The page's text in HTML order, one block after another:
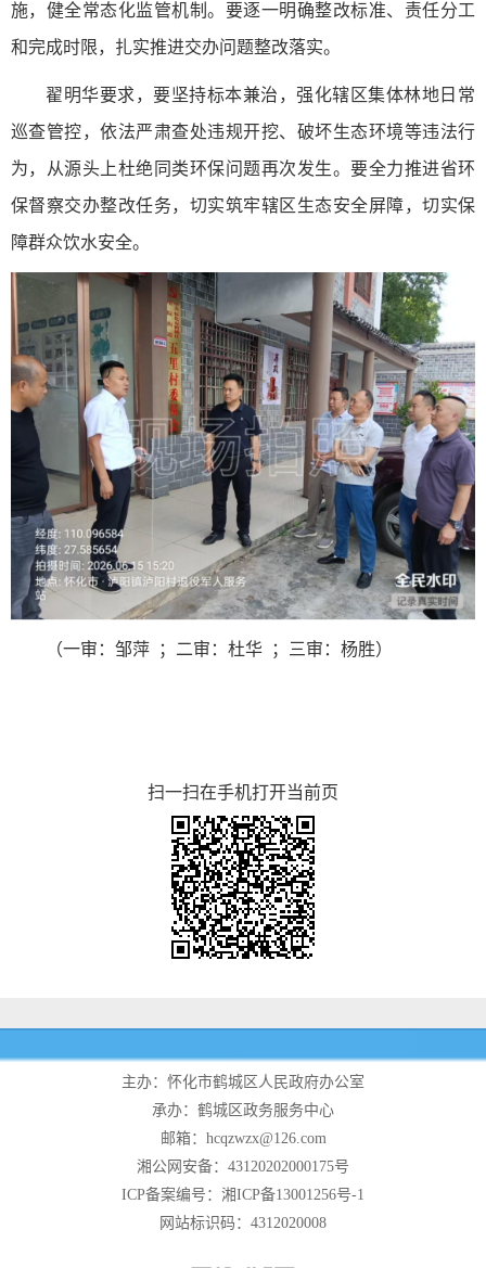
施，健全常态化监管机制。要逐一明确整改标准、责任分工
和完成时限，扎实推进交办问题整改落实。
翟明华要求，要坚持标本兼治，强化辖区集体林地日常
巡查管控，依法严肃查处违规开挖、破坏生态环境等违法行
为，从源头上杜绝同类环保问题再次发生。要全力推进省环
保督察交办整改任务，切实筑牢辖区生态安全屏障，切实保
障群众饮水安全。
（一审：邹萍 ；二审：杜华 ；三审：杨胜）
扫一扫在手机打开当前页
主办：怀化市鹤城区人民政府办公室
承办：鹤城区政务服务中心
邮箱：hcqzwzx@126.com
湘公网安备：43120202000175号
ICP备案编号：湘ICP备13001256号-1
网站标识码：4312020008